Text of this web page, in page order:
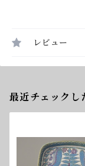
レビュー
最近チェックし